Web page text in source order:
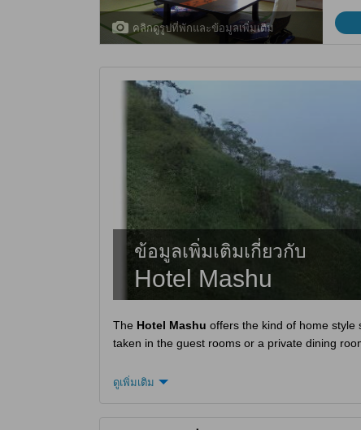
คลิกดูรูปที่พักและข้อมูลเพิ่มเติม
ข้อมูลเพิ่มเติมเกี่ยวกับ
Hotel Mashu
The Hotel Mashu offers the kind of home style
taken in the guest rooms or a private dining
ดูเพิ่มเติม